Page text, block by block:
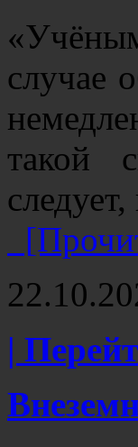
случае
такой
|